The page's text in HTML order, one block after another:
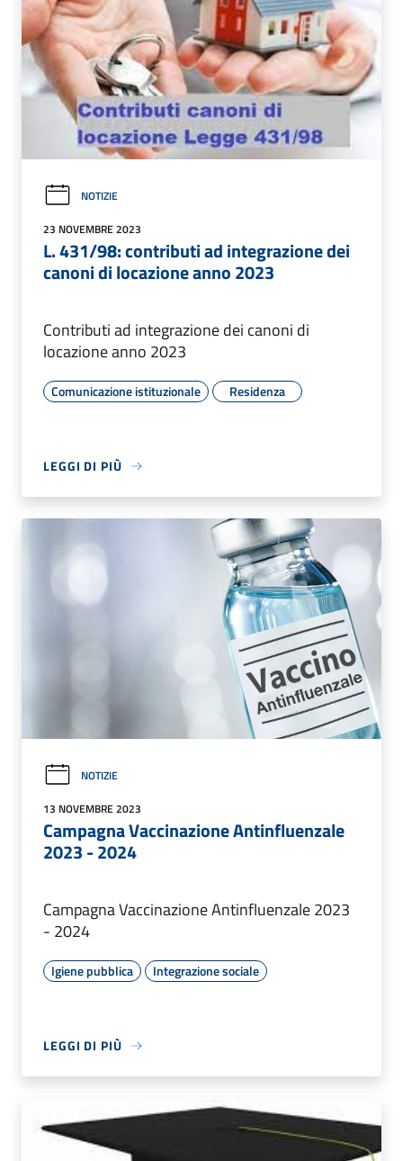
NOTIZIE
23 NOVEMBRE 2023
L. 431/98: contributi ad integrazione dei
canoni di locazione anno 2023
Contributi ad integrazione dei canoni di
locazione anno 2023
Comunicazione istituzionale Residenza
LEGGI DI PIÙ
NOTIZIE
13 NOVEMBRE 2023
Campagna Vaccinazione Antinfluenzale
2023 - 2024
Campagna Vaccinazione Antinfluenzale 2023
- 2024
Igiene pubblica Integrazione sociale
LEGGI DI PIÙ